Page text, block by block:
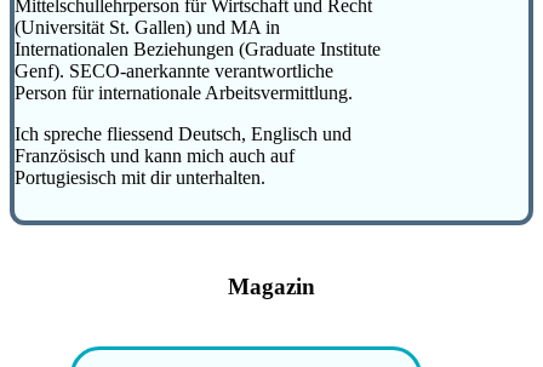
Mittelschullehrperson für Wirtschaft und Recht
(Universität St. Gallen) und MA in
Internationalen Beziehungen (Graduate Institute
Genf). SECO-anerkannte verantwortliche
Person für internationale Arbeitsvermittlung.
Ich spreche fliessend Deutsch, Englisch und
Französisch und kann mich auch auf
Portugiesisch mit dir unterhalten.
Magazin